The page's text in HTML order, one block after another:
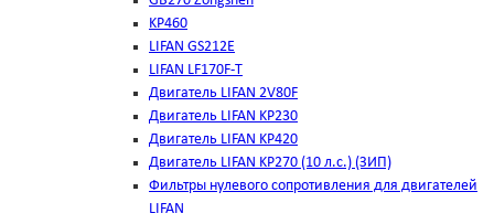
KP460
LIFAN GS212E
LIFAN LF170F-T
Двигатель LIFAN 2V80F
Двигатель LIFAN KP230
Двигатель LIFAN KP420
Двигатель LIFAN KP270 (10 л.с.) (ЗИП)
Фильтры нулевого сопротивления для двигателей
LIFAN